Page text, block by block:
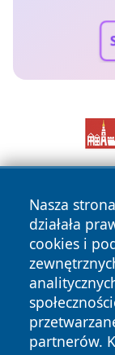
Nasza
działała
cookies i
partnerów.
Copyright © 2026